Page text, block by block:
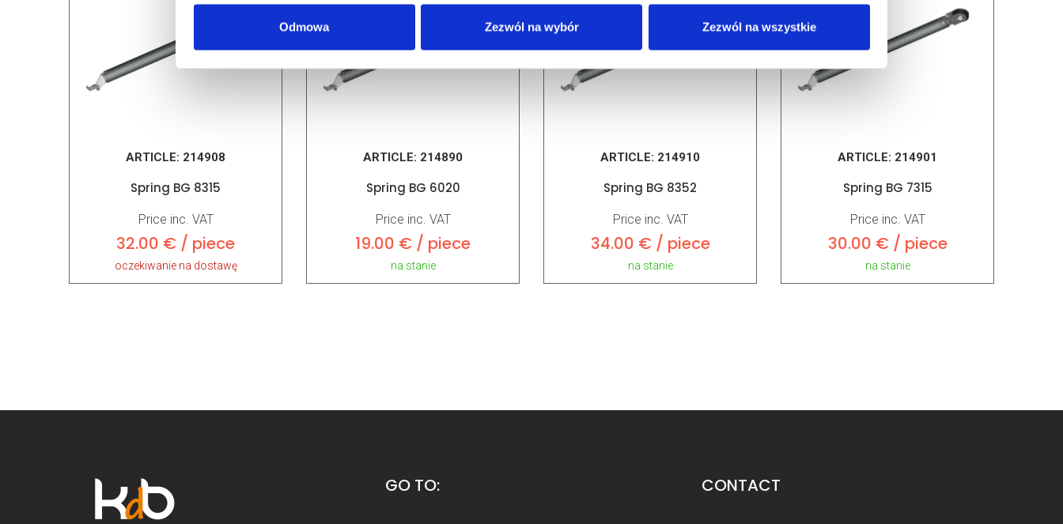
Odmowa Zezwól na wybór Zezwól na wszystkie
ARTICLE: 214908
Spring BG 8315
Price inc. VAT
32.00 € / piece
oczekiwanie na dostawę
ARTICLE: 214890
Spring BG 6020
Price inc. VAT
19.00 € / piece
na stanie
ARTICLE: 214910
Spring BG 8352
Price inc. VAT
34.00 € / piece
na stanie
ARTICLE: 214901
Spring BG 7315
Price inc. VAT
30.00 € / piece
na stanie
GO TO: CONTACT